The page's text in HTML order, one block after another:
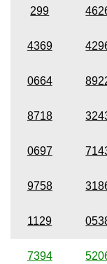
299
4369
0664
8718
0697
9758
1129
7394